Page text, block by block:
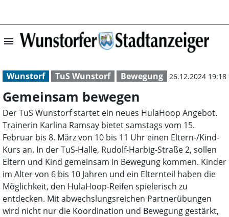
menu Gemeinsam
Wunstorf TuS Wunstorf Bewegung 26.12.2024 19:18
Gemeinsam bewegen
Der TuS Wunstorf startet ein neues HulaHoop Angebot.
Trainerin Karlina Ramsay bietet samstags vom 15.
Februar bis 8. März von 10 bis 11 Uhr einen Eltern-/Kind-
Kurs an. In der TuS-Halle, Rudolf-Harbig-Straße 2, sollen
Eltern und Kind gemeinsam in Bewegung kommen. Kinder
im Alter von 6 bis 10 Jahren und ein Elternteil haben die
Möglichkeit, den HulaHoop-Reifen spielerisch zu
entdecken. Mit abwechslungsreichen Partnerübungen
wird nicht nur die Koordination und Bewegung gestärkt,